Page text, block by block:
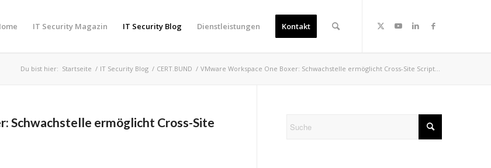
IT Security Magazin IT Security Blog Dienstleistungen Kontakt
Du bist hier: Startseite / IT Security Blog / CERT.BUND / VMware Workspace One Boxer: Schwachstelle ermöglicht Cross-Site Script...
Schwachstelle ermöglicht Cross-Site